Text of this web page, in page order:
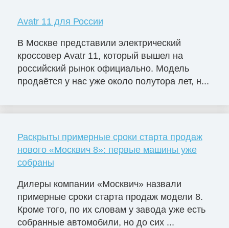
Avatr 11 для России
В Москве представили электрический
кроссовер Avatr 11, который вышел на
российский рынок официально. Модель
продаётся у нас уже около полутора лет, н...
Раскрыты примерные сроки старта продаж
нового «Москвич 8»: первые машины уже
собраны
Дилеры компании «Москвич» назвали
примерные сроки старта продаж модели 8.
Кроме того, по их словам у завода уже есть
собранные автомобили, но до сих ...